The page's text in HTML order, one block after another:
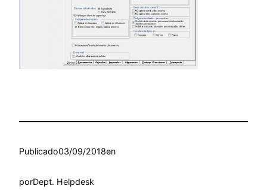
Publicado03/09/2018en
porDept. Helpdesk